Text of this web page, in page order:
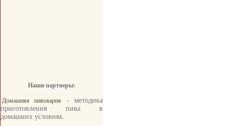
Наши партнеры:
Домашняя пивоварня
- методика
приготовления пива в
домашних условиях.